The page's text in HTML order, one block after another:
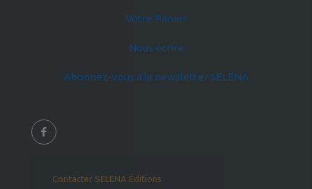
Votre Panier
Nous écrire
Abonnez-vous à la newsletter SELENA
Contacter SELENA Éditions